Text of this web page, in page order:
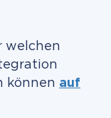
welchen
können auf